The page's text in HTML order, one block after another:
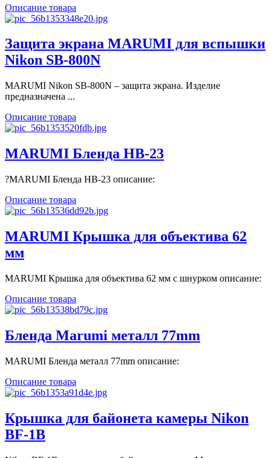
Описание товара
Защита экрана MARUMI для вспышки
Nikon SB-800N
MARUMI Nikon SB-800N – защита экрана. Изделие
предназначена ...
Описание товара
MARUMI Бленда HB-23
?MARUMI Бленда HB-23 описание:
Описание товара
MARUMI Крышка для объектива 62
мм
MARUMI Крышка для объектива 62 мм с шнурком описание:
Описание товара
Бленда Marumi металл 77mm
MARUMI Бленда металл 77mm описание:
Описание товара
Крышка для байонета камеры Nikon
BF-1B